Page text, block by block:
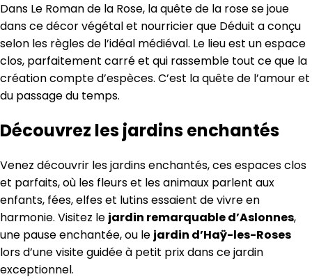
Dans Le Roman de la Rose, la quête de la rose se joue
dans ce décor végétal et nourricier que Déduit a conçu
selon les règles de l’idéal médiéval. Le lieu est un espace
clos, parfaitement carré et qui rassemble tout ce que la
création compte d’espèces. C’est la quête de l’amour et
du passage du temps.
Découvrez les jardins enchantés
Venez découvrir les jardins enchantés, ces espaces clos
et parfaits, où les fleurs et les animaux parlent aux
enfants, fées, elfes et lutins essaient de vivre en
harmonie. Visitez le jardin remarquable d’Aslonnes,
une pause enchantée, ou le jardin d’Haÿ-les-Roses
lors d’une visite guidée à petit prix dans ce jardin
exceptionnel.